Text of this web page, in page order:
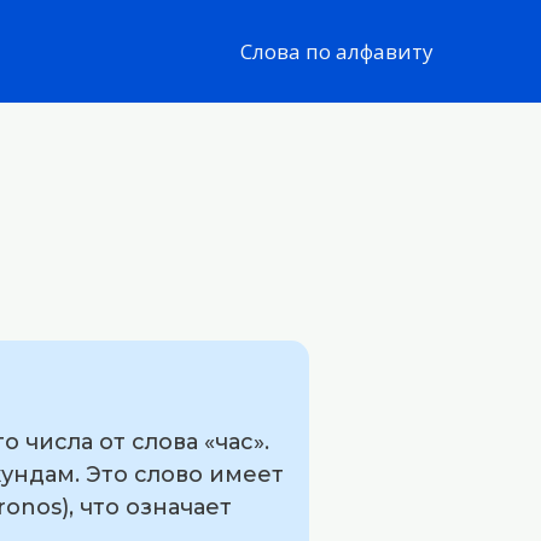
Слова по алфавиту
от слова «час».
Это слово имеет
что означает